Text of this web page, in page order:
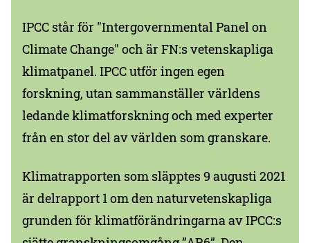
IPCC står för "Intergovernmental Panel on
Climate Change" och är FN:s vetenskapliga
klimatpanel. IPCC utför ingen egen
forskning, utan sammanställer världens
ledande klimatforskning och med experter
från en stor del av världen som granskare.
Klimatrapporten som släpptes 9 augusti 2021
är delrapport 1 om den naturvetenskapliga
grunden för klimatförändringarna av IPCC:s